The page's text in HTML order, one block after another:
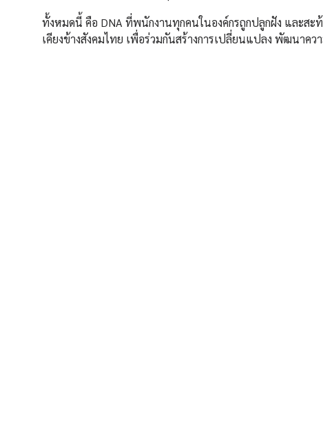
ทั้งหมดนี้ คือ DNA ที่พนักงานทุกคนในองค์กรถูกปลูกฝัง และสะ
เคียงข้างสังคมไทย เพื่อร่วมกันสร้างการเปลี่ยนแปลง พัฒนา